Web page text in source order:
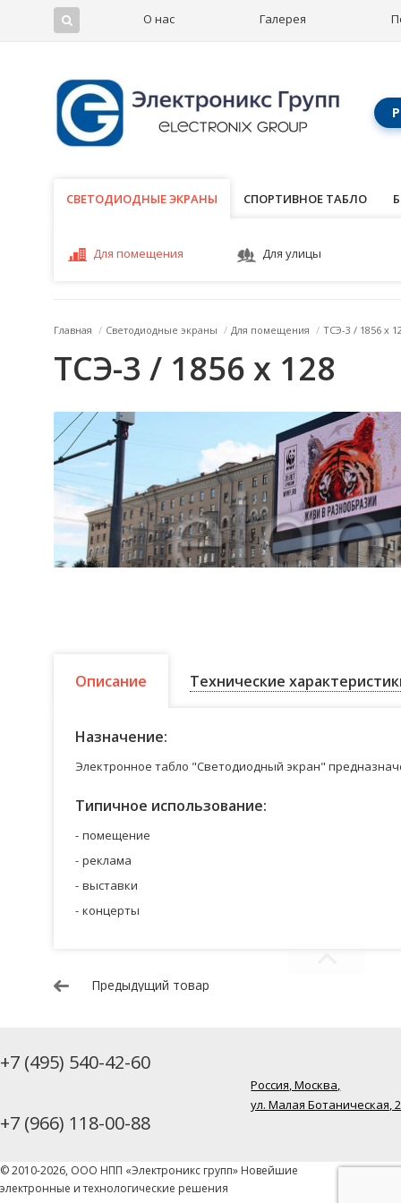
О нас Галерея
СВЕТОДИОДНЫЕ ЭКРАНЫ
СВЕТОДИОДНЫЕ ЭКРАНЫ СПОРТИВНОЕ ТАБЛО
Для помещения Для улицы
Главная / Светодиодные экраны / Для помещения / ТСЭ-3 / 1856 x
ТСЭ-3 / 1856 x 128
Описание Технические
Назначение:
Электронное табло "Светодиодный экран"
Типичное использование:
помещение
реклама
выставки
концерты
Предыдущий товар
+7 (495) 540-42-60
+7 (966) 118-00-88
Россия, Москва,
ул. Малая Ботаническая,
© 2010-2026, ООО НПП «Электроникс групп» Новейшие
электронные и технологические решения